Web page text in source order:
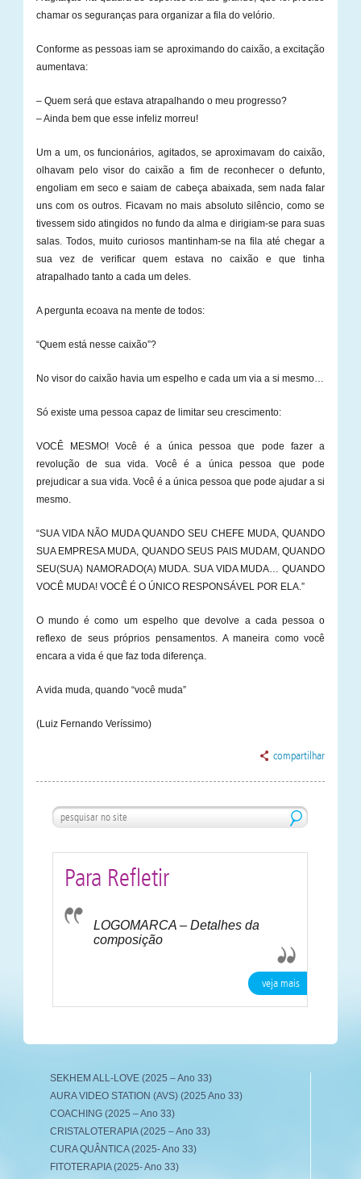
chamar os seguranças para organizar a fila do velório.
Conforme as pessoas iam se aproximando do caixão, a excitação
aumentava:
– Quem será que estava atrapalhando o meu progresso?
– Ainda bem que esse infeliz morreu!
Um a um, os funcionários, agitados, se aproximavam do caixão,
olhavam pelo visor do caixão a fim de reconhecer o defunto,
engoliam em seco e saiam de cabeça abaixada, sem nada falar
uns com os outros. Ficavam no mais absoluto silêncio, como se
tivessem sido atingidos no fundo da alma e dirigiam-se para suas
salas. Todos, muito curiosos mantinham-se na fila até chegar a
sua vez de verificar quem estava no caixão e que tinha
atrapalhado tanto a cada um deles.
A pergunta ecoava na mente de todos:
“Quem está nesse caixão”?
No visor do caixão havia um espelho e cada um via a si mesmo…
Só existe uma pessoa capaz de limitar seu crescimento:
VOCÊ MESMO! Você é a única pessoa que pode fazer a
revolução de sua vida. Você é a única pessoa que pode
prejudicar a sua vida. Você é a única pessoa que pode ajudar a si
mesmo.
“SUA VIDA NÃO MUDA QUANDO SEU CHEFE MUDA, QUANDO
SUA EMPRESA MUDA, QUANDO SEUS PAIS MUDAM, QUANDO
SEU(SUA) NAMORADO(A) MUDA. SUA VIDA MUDA… QUANDO
VOCÊ MUDA! VOCÊ É O ÚNICO RESPONSÁVEL POR ELA.”
O mundo é como um espelho que devolve a cada pessoa o
reflexo de seus próprios pensamentos. A maneira como você
encara a vida é que faz toda diferença.
A vida muda, quando “você muda”
(Luiz Fernando Veríssimo)
compartilhar
Para Refletir
LOGOMARCA – Detalhes da
composição
veja mais
SEKHEM ALL-LOVE (2025 – Ano 33)
AURA VIDEO STATION (AVS) (2025 Ano 33)
COACHING (2025 – Ano 33)
CRISTALOTERAPIA (2025 – Ano 33)
CURA QUÂNTICA (2025- Ano 33)
FITOTERAPIA (2025- Ano 33)